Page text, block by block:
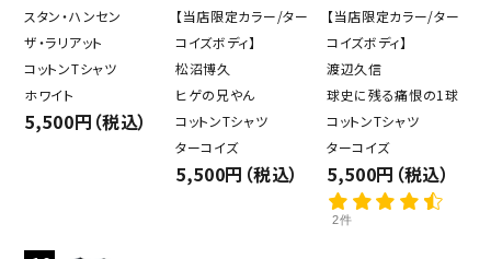
スタン・ハンセン
ザ・ラリアット
コットンTシャツ
ホワイト
5,500円（税込）
【当店限定カラー/ター
コイズボディ】
松沼博久
ヒゲの兄やん
コットンTシャツ
ターコイズ
5,500円（税込）
【当店限定カラー/ター
コイズボディ】
渡辺久信
球史に残る痛恨の1球
コットンTシャツ
ターコイズ
5,500円（税込）
2件